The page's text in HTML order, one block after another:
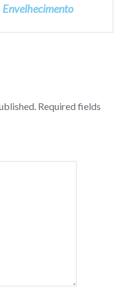
Envelhecimento
Required fields